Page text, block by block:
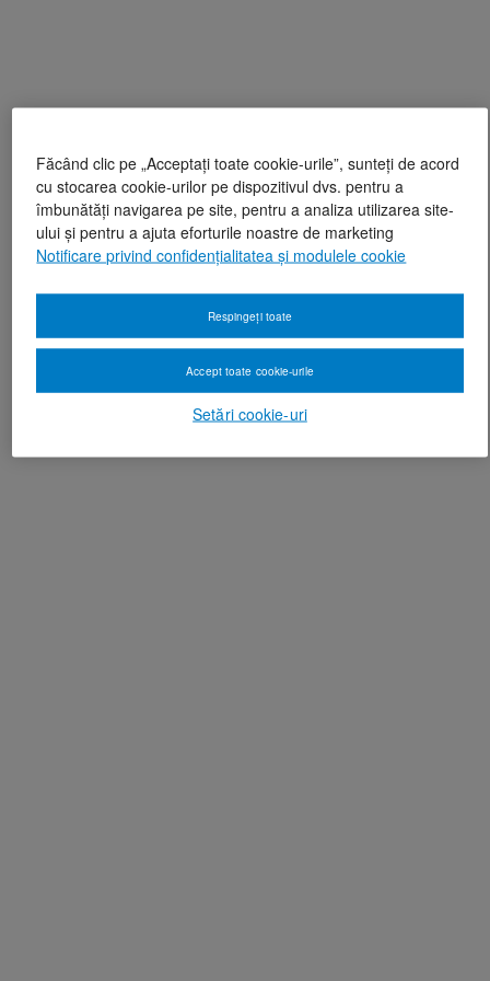
Făcând clic pe „Acceptați toate cookie-urile”, sunteți de acord
cu stocarea cookie-urilor pe dispozitivul dvs. pentru a
îmbunătăți navigarea pe site, pentru a analiza utilizarea site-
ului și pentru a ajuta eforturile noastre de marketing
Notificare privind confidențialitatea și modulele cookie
Setări cookie-uri
Respingeți toate
Accept toate cookie-urile